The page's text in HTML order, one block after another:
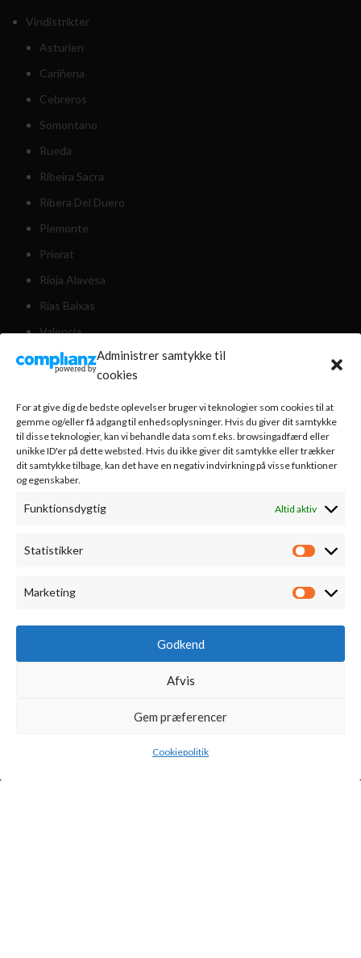
Administrer samtykke til
cookies
For at give dig de bedste oplevelser bruger vi teknologier som cookies til at
gemme og/eller få adgang til enhedsoplysninger. Hvis du giver dit samtykke
til disse teknologier, kan vi behandle data som f.eks. browsingadfærd eller
unikke ID'er på dette websted. Hvis du ikke giver dit samtykke eller trækker
dit samtykke tilbage, kan det have en negativ indvirkning på visse funktioner
og egenskaber.
Funktionsdygtig Altid aktiv
Statistikker
Marketing
Godkend
Afvis
Gem præferencer
Cookiepolitik
Vindistrikter
Asturien
Cariñena
Cebreros
Somontano
Rueda
Ribeira Sacra
Ribera Del Duero
Piemonte
Priorat
Rioja Alavesa
Rias Baixas
Valencia
Valdeorras
Weinviertel Østrig
KUNDESERVICE
Om os
Bestilling & levering
Kontakt